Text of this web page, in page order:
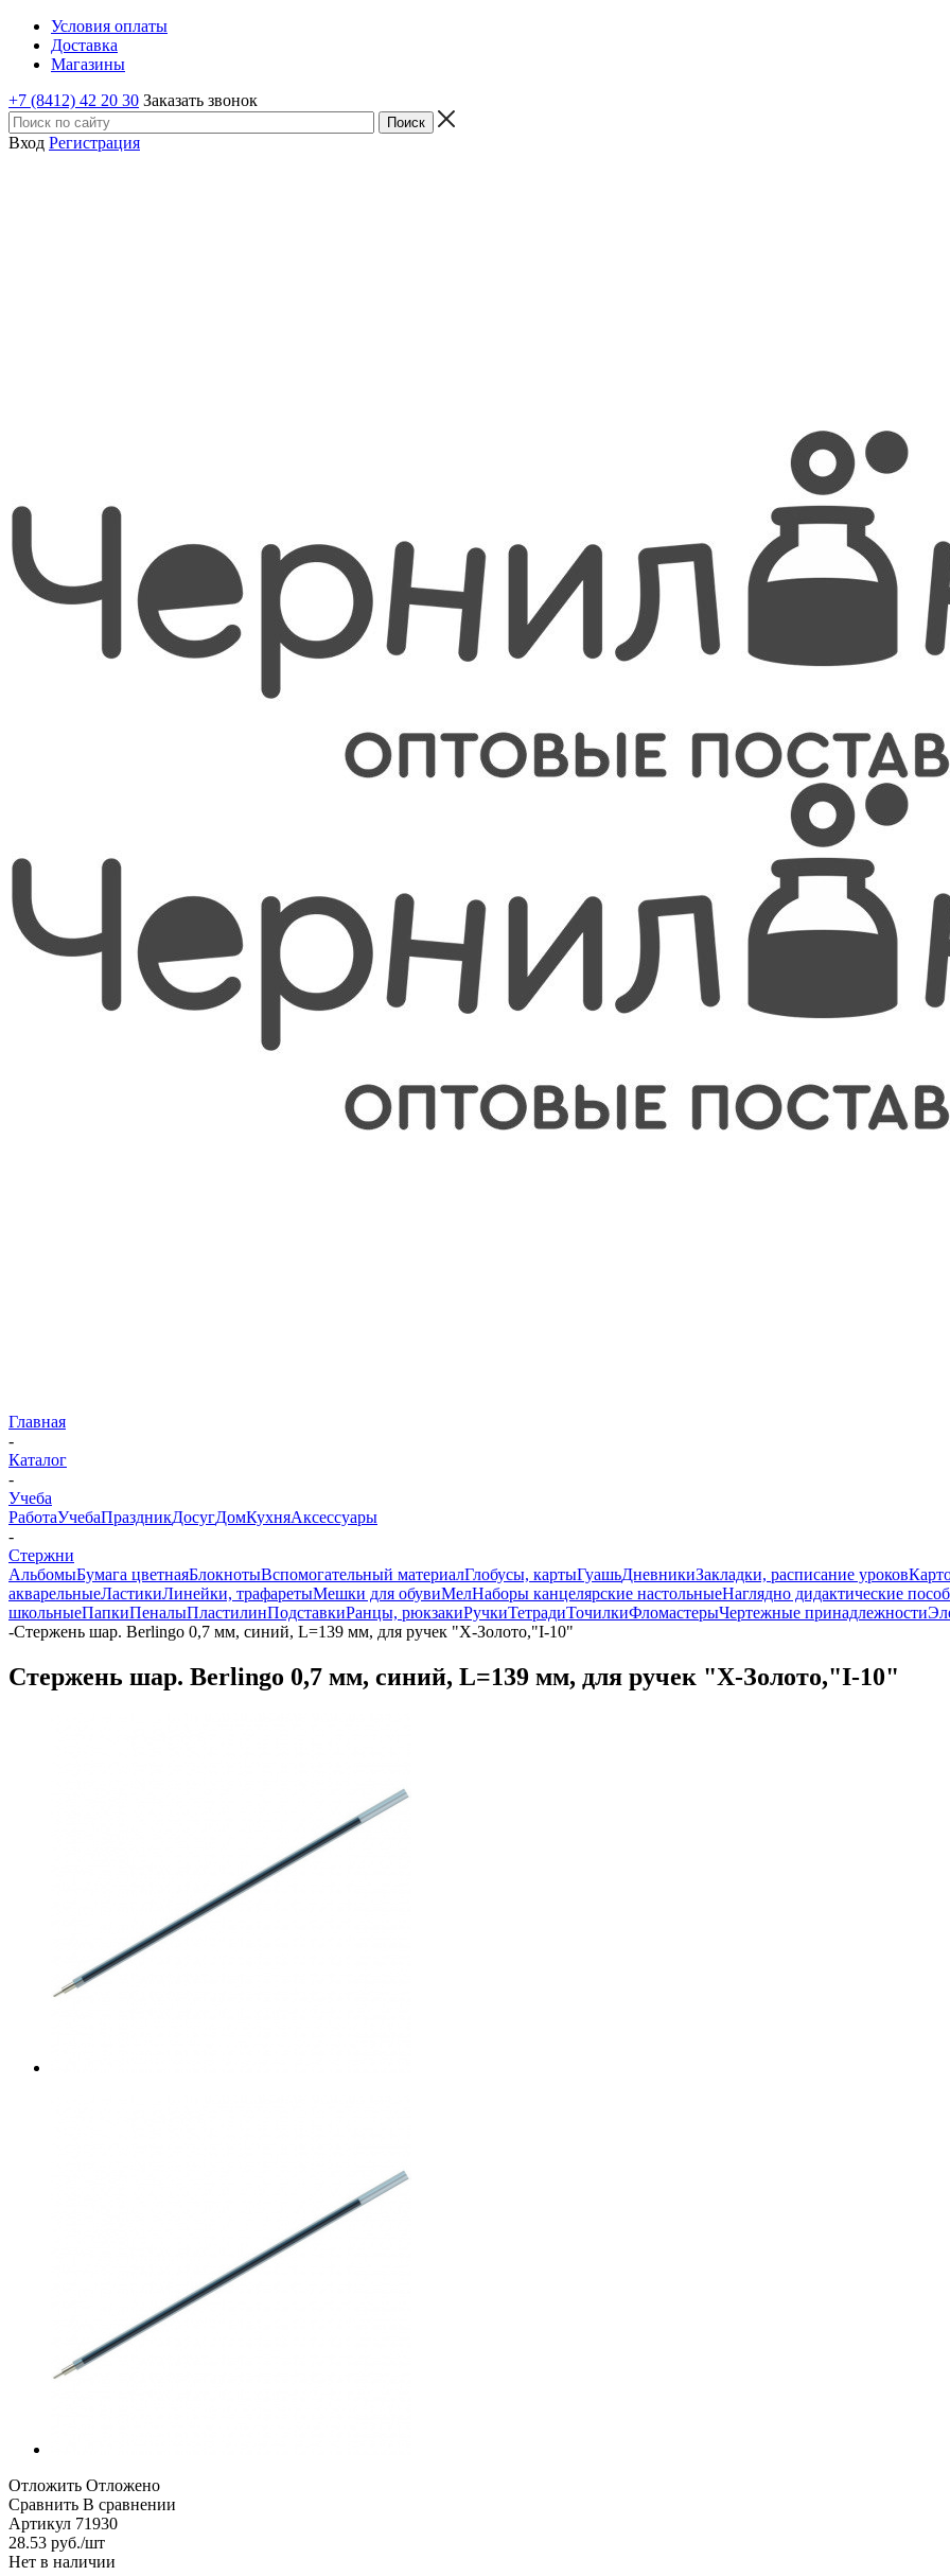
Условия оплаты
Доставка
Магазины
+7 (8412) 42 20 30 Заказать звонок
Вход Регистрация
Главная
-
Каталог
-
Учеба
РаботаУчебаПраздникДосугДомКухняАксессуары
-
Стержни
АльбомыБумага цветнаяБлокнотыВспомогательный материалГлобусы, картыГуашьДневникиЗакладки, расписание уроков
акварельныеЛастикиЛинейки, трафаретыМешки для обувиМелНаборы канцелярские настольныеНаглядно дидактические
школьныеПапкиПеналыПластилинПодставкиРанцы, рюкзакиРучкиТетрадиТочилкиФломастерыЧертежные принадлежности
-Стержень шар. Berlingo 0,7 мм, синий, L=139 мм, для ручек "X-Золото,"I-10"
Стержень шар. Berlingo 0,7 мм, синий, L=139 мм, для ручек "X-Золото,"I-10"
Отложить Отложено
Сравнить В сравнении
Артикул 71930
28.53 руб./шт
Нет в наличии